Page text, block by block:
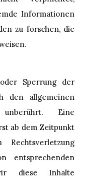
Informationen
zu forschen, die
Sperrung der
den allgemeinen
Eine
ab dem Zeitpunkt
entsprechenden
diese Inhalte